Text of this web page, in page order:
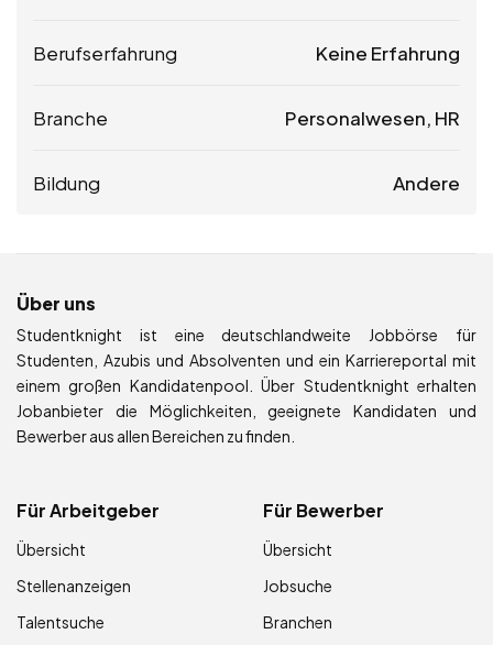
Berufserfahrung Keine Erfahrung
Branche Personalwesen, HR
Bildung Andere
Über uns
Studentknight ist eine deutschlandweite Jobbörse für
Studenten, Azubis und Absolventen und ein Karriereportal mit
einem großen Kandidatenpool. Über Studentknight erhalten
Jobanbieter die Möglichkeiten, geeignete Kandidaten und
Bewerber aus allen Bereichen zu finden.
Für Arbeitgeber
Übersicht
Stellenanzeigen
Talentsuche
Für Bewerber
Übersicht
Jobsuche
Branchen